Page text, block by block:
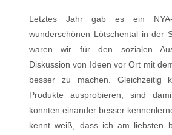
Letztes Jahr gab es ein
wunderschönen Lötschental in der
waren wir für den sozialen
Diskussion von Ideen vor Ort mit
besser zu machen. Gleichzeitig
Produkte ausprobieren, sind
konnten einander besser
kennt weiß, dass ich am liebsten